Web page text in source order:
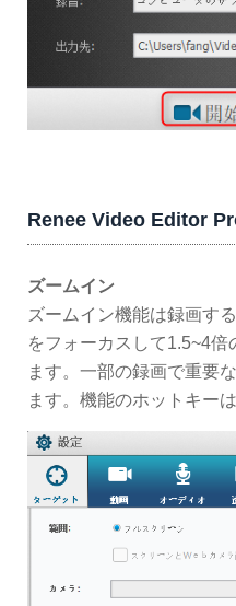
Renee Video Editor
ズームイン
ズームイン機能は録画す
をフォーカスして1.5~4倍
ます。一部の録画で重要
ます。機能のホットキーは